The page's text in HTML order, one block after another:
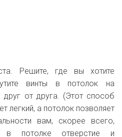
Решите, где вы хотите
винты в потолок на
друг от друга. (Этот способ
легкий, а потолок позволяет
вам, скорее всего,
в потолке отверстие и